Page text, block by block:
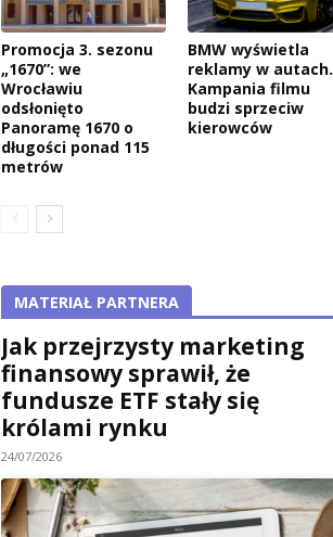
Promocja 3. sezonu
„1670”: we
Wrocławiu
odsłonięto
Panoramę 1670 o
długości ponad 115
metrów
BMW wyświetla
reklamy w autach.
Kampania filmu
budzi sprzeciw
kierowców
MATERIAŁ PARTNERA
Jak przejrzysty marketing
finansowy sprawił, że
fundusze ETF stały się
królami rynku
24/07/2026